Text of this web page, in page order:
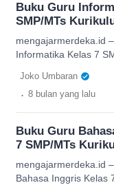
dirancang untuk
membangun proses
berfokus pada
bukan sekadar
Buku Guru
SMP/MTs
mengajarmerdeka.id
Informatika Kelas 7
pendidik dalam
pembelajaran yang
didik untuk tidak
konsep awal, tetapi
menerapkan,
mengevaluasi
Joko Umbaran
. 8 bulan yang lalu
Buku Guru
7 SMP/MTs
mengajarmerdeka.id
Bahasa Inggris Kelas